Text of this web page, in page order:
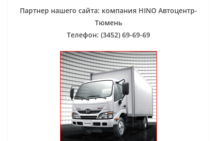
Партнер нашего сайта: компания HINO Автоцентр-
Тюмень
Телефон: (3452) 69-69-69